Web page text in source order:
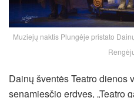
Muziejų naktis Plungėje pristato
Dainų šventės Teatro dienos
senamiesčio erdves, „Teatro